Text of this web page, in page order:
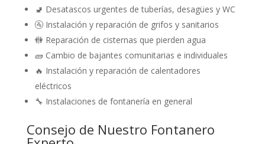
🚽 Desatascos urgentes de tuberías, desagües y WC
🚰 Instalación y reparación de grifos y sanitarios
🚻 Reparación de cisternas que pierden agua
🧱 Cambio de bajantes comunitarias e individuales
🔥 Instalación y reparación de calentadores
eléctricos
🔧 Instalaciones de fontanería en general
Consejo de Nuestro Fontanero